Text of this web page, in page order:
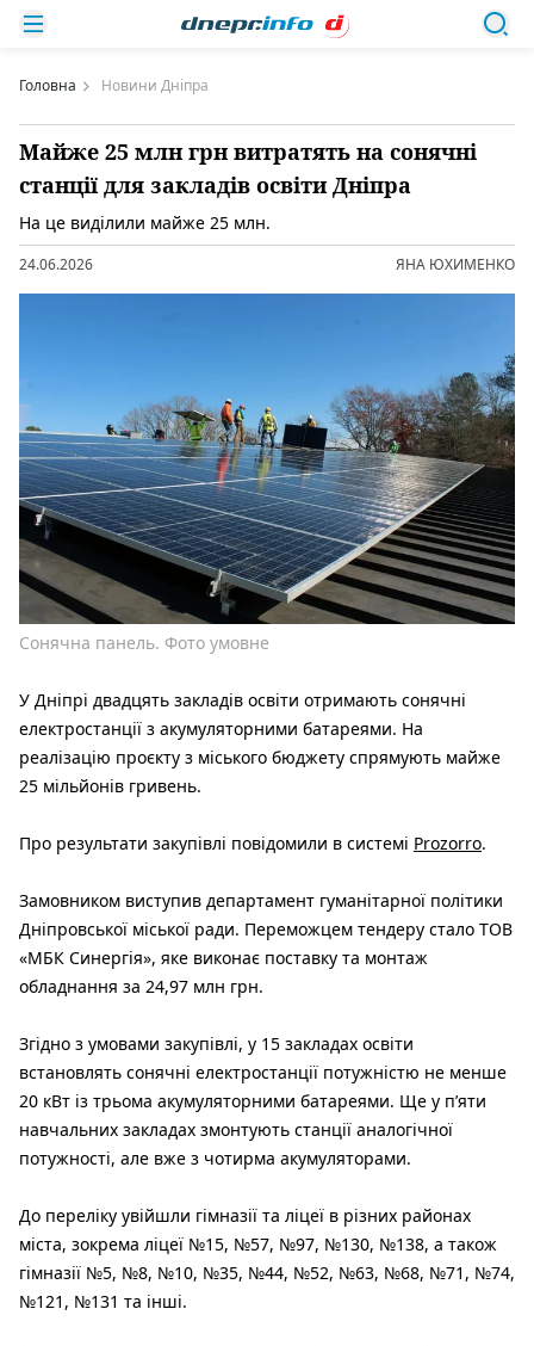
Головна Новини Дніпра
Майже 25 млн грн витратять на сонячні
станції для закладів освіти Дніпра
На це виділили майже 25 млн.
24.06.2026 ЯНА ЮХИМЕНКО
Сонячна панель. Фото умовне
У Дніпрі двадцять закладів освіти отримають сонячні
електростанції з акумуляторними батареями. На
реалізацію проєкту з міського бюджету спрямують майже
25 мільйонів гривень.
Про результати закупівлі повідомили в системі Prozorro.
Замовником виступив департамент гуманітарної політики
Дніпровської міської ради. Переможцем тендеру стало ТОВ
«МБК Синергія», яке виконає поставку та монтаж
обладнання за 24,97 млн грн.
Згідно з умовами закупівлі, у 15 закладах освіти
встановлять сонячні електростанції потужністю не менше
20 кВт із трьома акумуляторними батареями. Ще у п’яти
навчальних закладах змонтують станції аналогічної
потужності, але вже з чотирма акумуляторами.
До переліку увійшли гімназії та ліцеї в різних районах
міста, зокрема ліцеї №15, №57, №97, №130, №138, а також
гімназії №5, №8, №10, №35, №44, №52, №63, №68, №71, №74,
№121, №131 та інші.